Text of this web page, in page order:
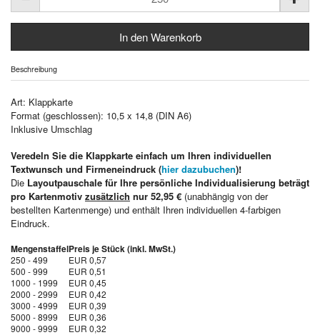
Beschreibung
Art: Klappkarte
Format (geschlossen): 10,5 x 14,8 (DIN A6)
Inklusive Umschlag
Veredeln Sie die Klappkarte einfach um Ihren individuellen
Textwunsch und Firmeneindruck (hier dazubuchen)!
Die Layoutpauschale für Ihre persönliche Individualisierung beträgt
pro Kartenmotiv zusätzlich nur 52,95 € (unabhängig von der
bestellten Kartenmenge) und enthält Ihren individuellen 4-farbigen
Eindruck.
MengenstaffelPreis je Stück (inkl. MwSt.)
250 - 499
EUR 0,57
500 - 999
EUR 0,51
1000 - 1999
EUR 0,45
2000 - 2999
EUR 0,42
3000 - 4999
EUR 0,39
5000 - 8999
EUR 0,36
9000 - 9999
EUR 0,32